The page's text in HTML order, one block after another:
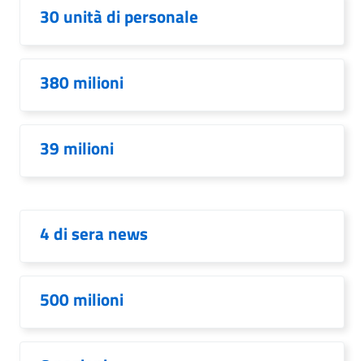
30 unità di personale
380 milioni
39 milioni
4 di sera news
500 milioni